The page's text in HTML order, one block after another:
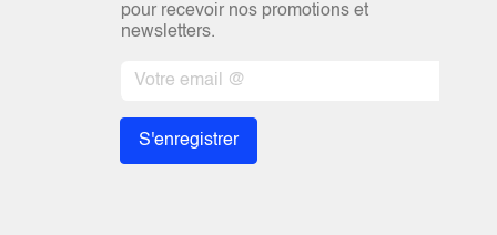
pour recevoir nos promotions et
newsletters.
S'enregistrer